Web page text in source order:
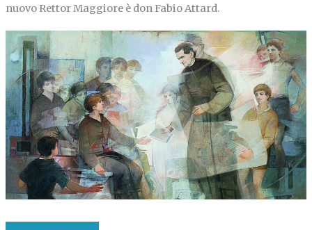
nuovo Rettor Maggiore è don Fabio Attard.